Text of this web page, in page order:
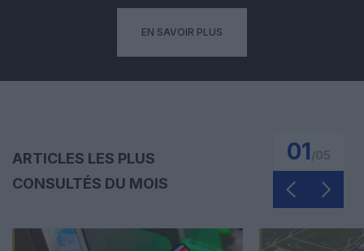
EN SAVOIR PLUS
ARTICLES LES PLUS
CONSULTÉS DU MOIS
01